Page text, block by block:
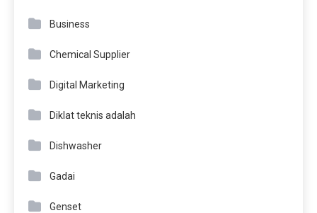
Business
Chemical Supplier
Digital Marketing
Diklat teknis adalah
Dishwasher
Gadai
Genset